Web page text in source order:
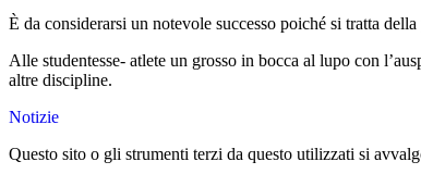
È da considerarsi un notevole successo poiché si tratta
Alle studentesse- atlete un grosso in bocca al lupo con
altre discipline.
Notizie
Questo sito o gli strumenti terzi da questo utilizzati si